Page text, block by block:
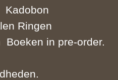
Kadobon
Ringen
Boeken in pre-order.